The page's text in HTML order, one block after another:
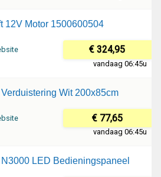
12V Motor 1500600504
€ 324,95
vandaag 06:45u
Wit 200x85cm
€ 77,65
vandaag 06:45u
LED Bedieningspaneel